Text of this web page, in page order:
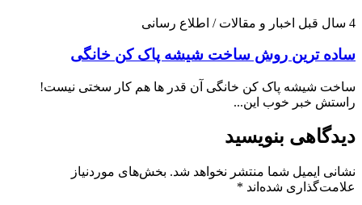
4 سال قبل اخبار و مقالات / اطلاع رسانی
ساده ترین روش ساخت شیشه پاک کن خانگی
ساخت شیشه پاک کن خانگی آن قدر ها هم کار سختی نیست!
راستش خبر خوب این...
دیدگاهی بنویسید
نشانی ایمیل شما منتشر نخواهد شد. بخش‌های موردنیاز
علامت‌گذاری شده‌اند *